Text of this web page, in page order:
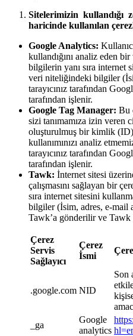
Sitelerimizin
haricinde kullanılan
Google Analytics:
kullandığını analiz eden
bilgilerin yanı sıra internet
veri niteliğindeki bilgiler
tarayıcınız tarafından
tarafından işlenir.
Google Tag Manager: Bu
sizi tanımamıza izin veren
oluşturulmuş bir kimlik
kullanımınızı analiz
tarayıcınız tarafından
tarafından işlenir.
Tawk: İnternet sitesi
çalışmasını sağlayan bir
sıra internet sitesini
bilgiler (İsim, adres, e-mail
Tawk’a gönderilir ve Tawk
Çerez
Servis
Sağlayıcı
Çerez
İsmi
.google.com NID
Son
_ga
Google
analytics